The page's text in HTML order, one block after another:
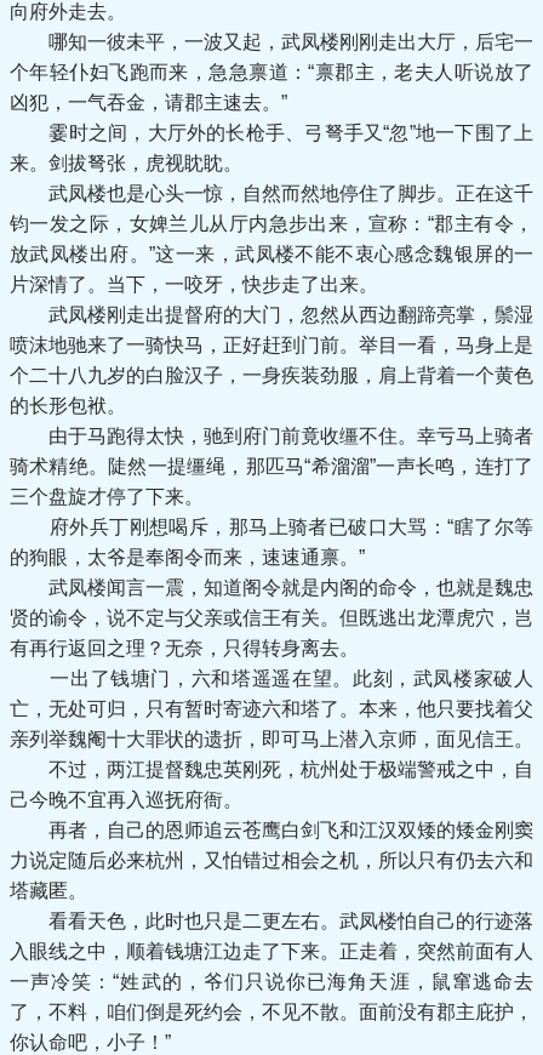
向府外走去。
哪知一彼未平，一波又起，武凤楼刚刚走出大厅，后宅一
个年轻仆妇飞跑而来，急急禀道：“禀郡主，老夫人听说放了
凶犯，一气吞金，请郡主速去。”
霎时之间，大厅外的长枪手、弓弩手又“忽”地一下围了上
来。剑拔弩张，虎视眈眈。
武凤楼也是心头一惊，自然而然地停住了脚步。正在这千
钧一发之际，女婢兰儿从厅内急步出来，宣称：“郡主有令，
放武凤楼出府。”这一来，武凤楼不能不衷心感念魏银屏的一
片深情了。当下，一咬牙，快步走了出来。
武凤楼刚走出提督府的大门，忽然从西边翻蹄亮掌，鬃湿
喷沫地驰来了一骑快马，正好赶到门前。举目一看，马身上是
个二十八九岁的白脸汉子，一身疾装劲服，肩上背着一个黄色
的长形包袱。
由于马跑得太快，驰到府门前竟收缰不住。幸亏马上骑者
骑术精绝。陡然一提缰绳，那匹马“希溜溜”一声长鸣，连打了
三个盘旋才停了下来。
府外兵丁刚想喝斥，那马上骑者已破口大骂：“瞎了尔等
的狗眼，太爷是奉阁令而来，速速通禀。”
武凤楼闻言一震，知道阁令就是内阁的命令，也就是魏忠
贤的谕令，说不定与父亲或信王有关。但既逃出龙潭虎穴，岂
有再行返回之理？无奈，只得转身离去。
一出了钱塘门，六和塔遥遥在望。此刻，武凤楼家破人
亡，无处可归，只有暂时寄迹六和塔了。本来，他只要找着父
亲列举魏阉十大罪状的遗折，即可马上潜入京师，面见信王。
不过，两江提督魏忠英刚死，杭州处于极端警戒之中，自
己今晚不宜再入巡抚府衙。
再者，自己的恩师追云苍鹰白剑飞和江汉双矮的矮金刚窦
力说定随后必来杭州，又怕错过相会之机，所以只有仍去六和
塔藏匿。
看看天色，此时也只是二更左右。武凤楼怕自己的行迹落
入眼线之中，顺着钱塘江边走了下来。正走着，突然前面有人
一声冷笑：“姓武的，爷们只说你已海角天涯，鼠窜逃命去
了，不料，咱们倒是死约会，不见不散。面前没有郡主庇护，
你认命吧，小子！”